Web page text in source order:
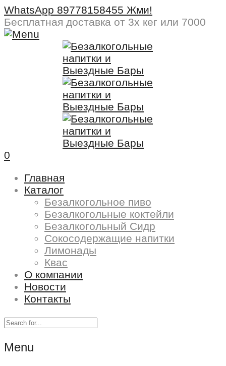
WhatsApp 89778158455 Жми!
Бесплатная доставка от 3х кег или 7000
0
Главная
Каталог
Безалкогольное пиво
Безалкогольные коктейли
Безалкогольный Сидр
Сокосодержащие напитки
Лимонады
Квас
О компании
Новости
Контакты
Menu